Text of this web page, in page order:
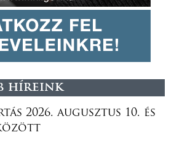
híreink
2026. augusztus 10. és